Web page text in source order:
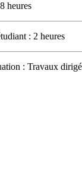
heures
: 2 heures
: Travaux